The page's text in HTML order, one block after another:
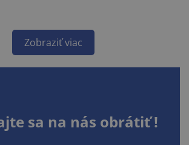
Zobraziť viac
sa na nás obrátiť !